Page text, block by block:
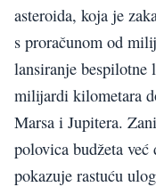
asteroida, koja je
s proračunom od
lansiranje bespilotne
milijardi kilometara
Marsa i Jupitera.
polovica budžeta
pokazuje rastuću